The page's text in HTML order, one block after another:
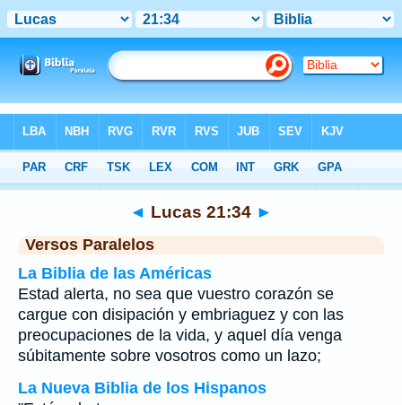
>Lucas > Capítulo 21> Verso 34
◄ Lucas 21:34 ►
Versos Paralelos
La Biblia de las Américas
Estad alerta, no sea que vuestro corazón se
cargue con disipación y embriaguez y con las
preocupaciones de la vida, y aquel día venga
súbitamente sobre vosotros como un lazo;
La Nueva Biblia de los Hispanos